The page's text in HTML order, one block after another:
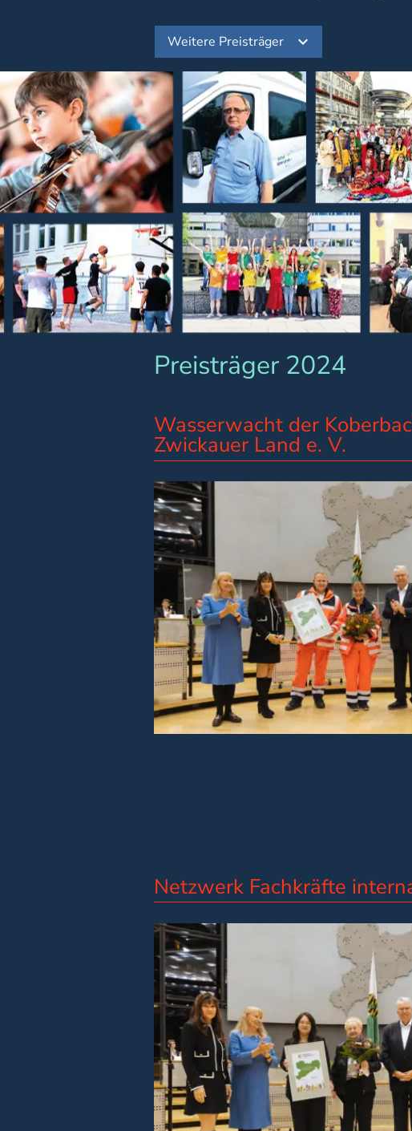
Weitere Preisträger
Preisträger 2024
Wasserwacht der
Zwickauer Land e. V.
Netzwerk Fachkräfte